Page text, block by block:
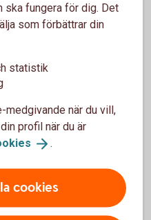
kostnader för
om skadedjuren
fungera för dig. Det
som förbättrar din
statistik
medgivande när du vill,
profil när du är
.
cookies